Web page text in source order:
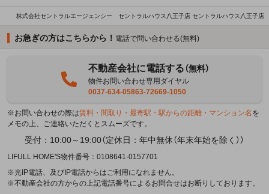
株式会社セントラルエージェンシー セントラルハウス八王子店 セントラルハウス八王子店
お急ぎの方はこちらから！ 電話で問い合わせる(無料)
不動産会社に電話する（無料）
物件お問い合わせ専用ダイヤル
0037-634-05863-72669-1050
※お問い合わせの際は賃料・間取り・最寄駅・駅からの距離・マンション名 を
メモの上、ご連絡いただくとスムーズです。
受付：10:00～19:00（定休日：年中無休（年末年始を除く））
LIFULL HOME'S物件番号：0108641-0157701
※光IP電話、及びIP電話からはご利用になれません。
※不動産会社の方からの上記電話番号によるお問合せはお断りしております。